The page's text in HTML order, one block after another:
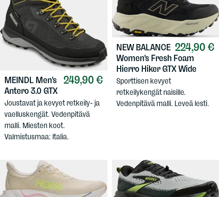
249,90 €
MEINDL Men's
Antero 3.0 GTX
Joustavat ja kevyet retkeily- ja
vaelluskengät. Vedenpitävä
malli. Miesten koot.
Valmistusmaa: Italia.
224,90 €
NEW BALANCE
Women's Fresh Foam
Hierro Hiker GTX Wide
Sporttisen kevyet
retkeilykengät naisille.
Vedenpitävä malli. Leveä lesti.